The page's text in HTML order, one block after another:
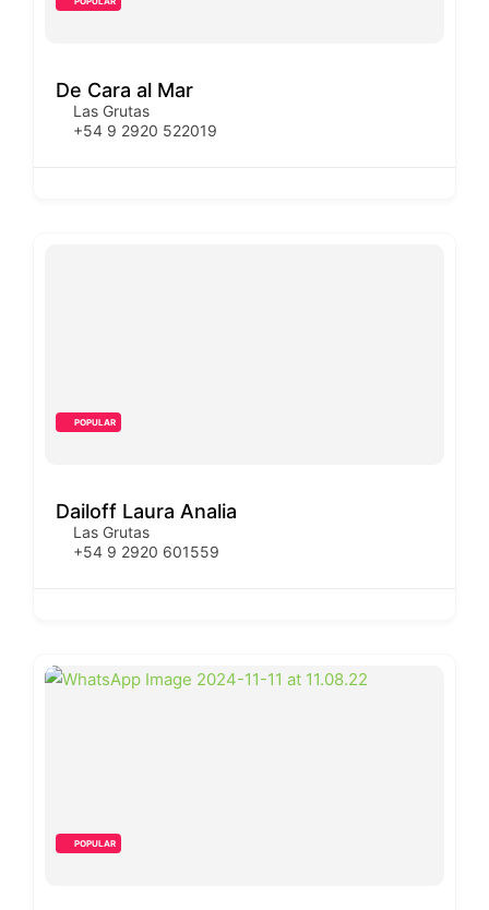
De Cara al Mar
Las Grutas
+54 9 2920 522019
POPULAR
Dailoff Laura Analia
Las Grutas
+54 9 2920 601559
POPULAR